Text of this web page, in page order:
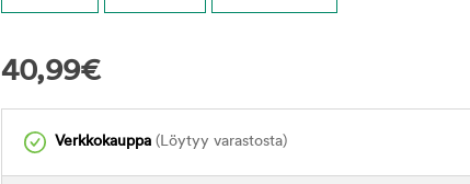
40,99€
Verkkokauppa (Löytyy varastosta)